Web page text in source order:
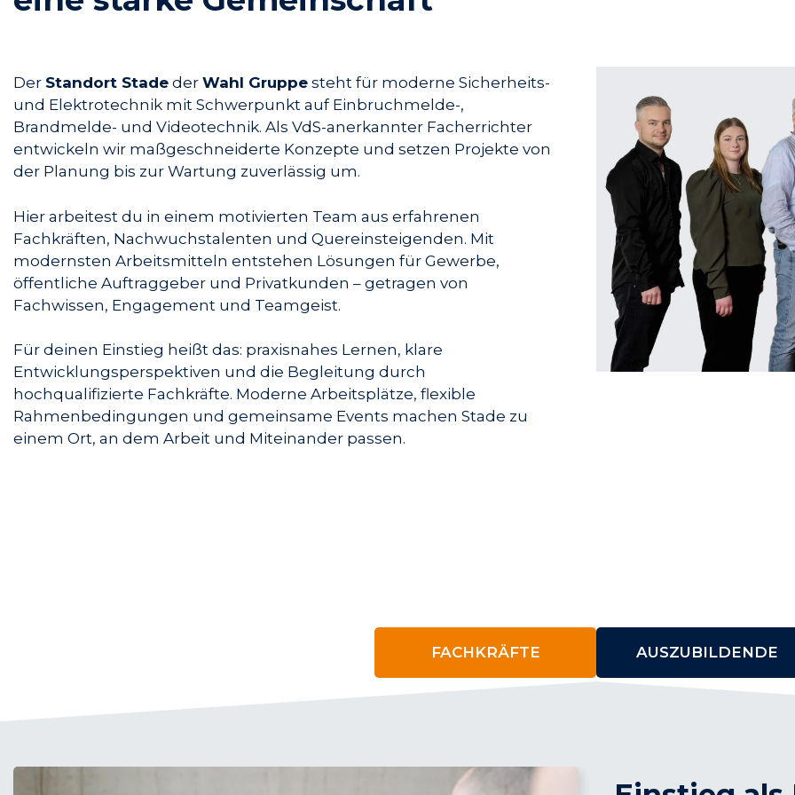
Der Standort Stade der Wahl Gruppe steht für moderne Sicherheits-
und Elektrotechnik mit Schwerpunkt auf Einbruchmelde-,
Brandmelde- und Videotechnik. Als VdS-anerkannter Facherrichter
entwickeln wir maßgeschneiderte Konzepte und setzen Projekte von
der Planung bis zur Wartung zuverlässig um.
Hier arbeitest du in einem motivierten Team aus erfahrenen
Fachkräften, Nachwuchstalenten und Quereinsteigenden. Mit
modernsten Arbeitsmitteln entstehen Lösungen für Gewerbe,
öffentliche Auftraggeber und Privatkunden – getragen von
Fachwissen, Engagement und Teamgeist.
Für deinen Einstieg heißt das: praxisnahes Lernen, klare
Entwicklungsperspektiven und die Begleitung durch
hochqualifizierte Fachkräfte. Moderne Arbeitsplätze, flexible
Rahmenbedingungen und gemeinsame Events machen Stade zu
einem Ort, an dem Arbeit und Miteinander passen.
FACHKRÄFTE AUSZUBILDENDE